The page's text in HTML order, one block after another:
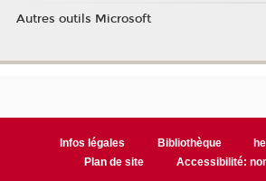
Autres outils Microsoft
Infos légales Bibliothèque
Plan de site
Accessibilité: